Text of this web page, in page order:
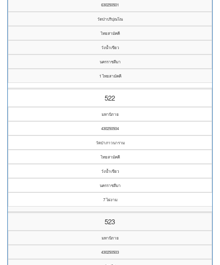
630250501
วัดป่าปริปุณโณ
ไทยสามัคคี
วังน้ำเขียว
นครราชสีมา
1 ไทยสามัคคี
522
มหานิกาย
430250504
วัดป่าภาวนาราม
ไทยสามัคคี
วังน้ำเขียว
นครราชสีมา
7 ไผ่งาม
523
มหานิกาย
430250503